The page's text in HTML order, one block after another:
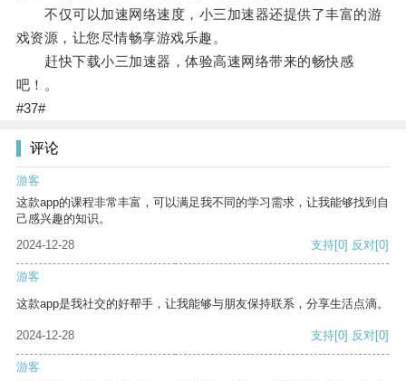
不仅可以加速网络速度，小三加速器还提供了丰富的游
戏资源，让您尽情畅享游戏乐趣。
赶快下载小三加速器，体验高速网络带来的畅快感
吧！。
#37#
评论
游客
这款app的课程非常丰富，可以满足我不同的学习需求，让我能够找到自
己感兴趣的知识。
2024-12-28
支持[0] 反对[0]
游客
这款app是我社交的好帮手，让我能够与朋友保持联系，分享生活点滴。
2024-12-28 支持[0] 反对[0]
游客